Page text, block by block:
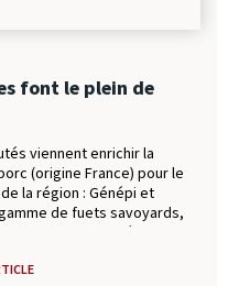
font le plein de
viennent enrichir la
(origine France) pour le
la région : Génépi et
de fuets savoyards,
noisette et fumé.
à partir de viande de